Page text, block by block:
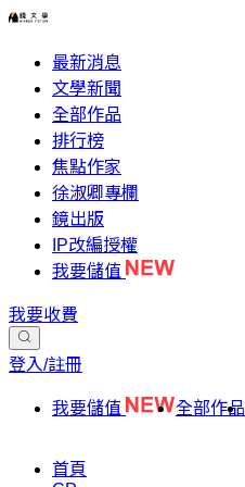
最新消息
文學新聞
全部作品
排行榜
焦點作家
徐淑卿專欄
鏡出版
IP改編授權
我要儲值
我要收費
登入/註冊
我要儲值 全部作品
首頁